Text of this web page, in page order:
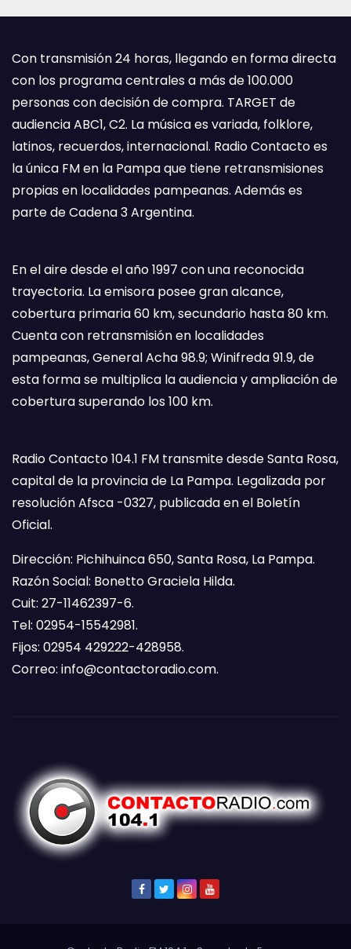
Con transmisión 24 horas, llegando en forma directa
con los programa centrales a más de 100.000
personas con decisión de compra. TARGET de
audiencia ABC1, C2. La música es variada, folklore,
latinos, recuerdos, internacional. Radio Contacto es
la única FM en la Pampa que tiene retransmisiones
propias en localidades pampeanas. Además es
parte de Cadena 3 Argentina.
En el aire desde el año 1997 con una reconocida
trayectoria. La emisora posee gran alcance,
cobertura primaria 60 km, secundario hasta 80 km.
Cuenta con retransmisión en localidades
pampeanas, General Acha 98.9; Winifreda 91.9, de
esta forma se multiplica la audiencia y ampliación de
cobertura superando los 100 km.
Radio Contacto 104.1 FM transmite desde Santa Rosa,
capital de la provincia de La Pampa. Legalizada por
resolución Afsca -0327, publicada en el Boletín
Oficial.
Dirección: Pichihuinca 650, Santa Rosa, La Pampa.
Razón Social: Bonetto Graciela Hilda.
Cuit: 27-11462397-6.
Tel: 02954-15542981.
Fijos: 02954 429222-428958.
Correo: info@contactoradio.com.